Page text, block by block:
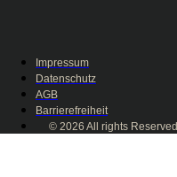
Impressum
Datenschutz
AGB
Barrierefreiheit
© 2026 All rights Reserved